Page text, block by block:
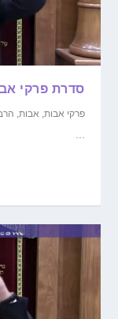
סדרת פרקי אבות 4 הרב יוסף
פרקי אבות, אבות,